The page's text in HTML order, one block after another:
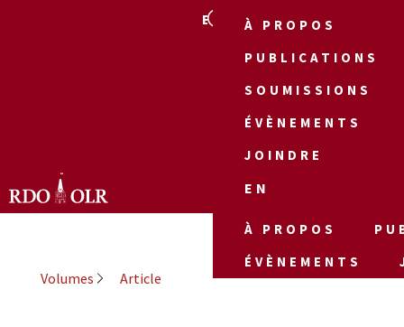
EN
À PROPOS
PUBLICATIONS
SOUMISSIONS
ÉVÈNEMENTS
JOINDRE
EN
À PROPOS
ÉVÈNEMENTS
Volumes Article